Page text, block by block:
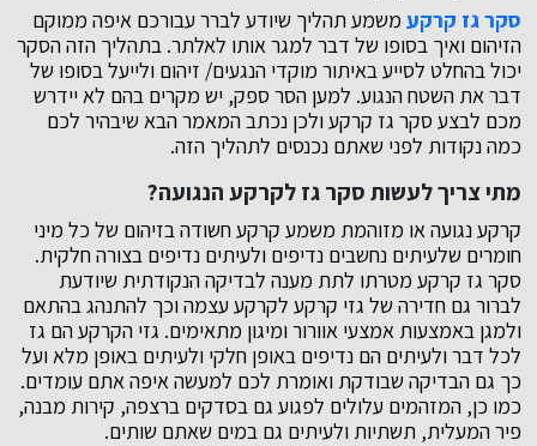
סקר גז קרקעמשמע תהליך שיודע לברר עבורכם איפה ממוקם
הזיהום ואיך בסופו של דבר למגר אותו לאלתר. בתהליך הזה הסקר
יכול בהחלט לסייע באיתור מוקדי הנגעים/ זיהום ולייעל בסופו של
דבר את השטח הנגוע. למען הסר ספק, יש מקרים בהם לא יידרש
מכם לבצע סקר גז קרקע ולכן נכתב המאמר הבא שיבהיר לכם
כמה נקודות לפני שאתם נכנסים לתהליך הזה.
מתי צריך לעשות סקר גז לקרקע הנגועה?
קרקע נגועה או מזוהמת משמע קרקע חשודה בזיהום של כל מיני
חומרים שלעיתים נחשבים נדיפים ולעיתים נדיפים בצורה חלקית.
סקר גז קרקע מטרתו לתת מענה לבדיקה הנקודתית שיודעת
לברור גם חדירה של גזי קרקע לקרקע עצמה וכך להתנהג בהתאם
ולמגן באמצעות אמצעי אוורור ומיגון מתאימים. גזי הקרקע הם גז
לכל דבר ולעיתים הם נדיפים באופן חלקי ולעיתים באופן מלא ועל
כך גם הבדיקה שבודקת ואומרת לכם למעשה איפה אתם עומדים.
כמו כן, המזהמים עלולים לפגוע גם בסדקים ברצפה, קירות מבנה,
פיר המעלית, תשתיות ולעיתים גם במים שאתם שותים.